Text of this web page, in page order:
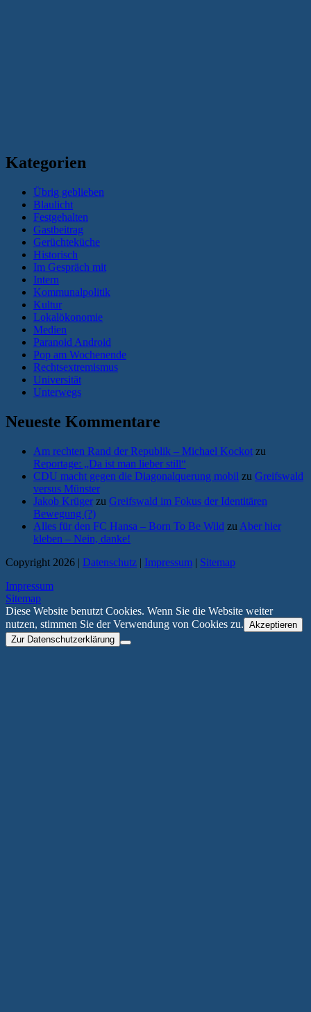
Kategorien
Übrig geblieben
Blaulicht
Festgehalten
Gastbeitrag
Gerüchteküche
Historisch
Im Gespräch mit
Intern
Kommunalpolitik
Kultur
Lokalökonomie
Medien
Paranoid Android
Pop am Wochenende
Rechtsextremismus
Universität
Unterwegs
Neueste Kommentare
Am rechten Rand der Republik – Michael Kockot zu
Reportage: „Da ist man lieber still“
CDU macht gegen die Diagonalquerung mobil zu Greifswald
versus Münster
Jakob Krüger zu Greifswald im Fokus der Identitären
Bewegung (?)
Alles für den FC Hansa – Born To Be Wild zu Aber hier
kleben – Nein, danke!
Copyright 2026 | Datenschutz | Impressum | Sitemap
Impressum
Sitemap
Diese Website benutzt Cookies. Wenn Sie die Website weiter
nutzen, stimmen Sie der Verwendung von Cookies zu. Akzeptieren
Zur Datenschutzerklärung